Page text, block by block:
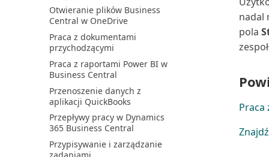
nadchodzących funkcji
Wdrażanie użytkowników za
pomocą list kontrolnych
Wprowadzenie do Business
Central i Power BI
Wprowadzenie do Microsoft
Fabric i Business Cen...
Wyświetlanie blokad bazy
danych
Wyświetlanie informacji o
tabeli
Konfigurowanie zaliczek
Konfigurowanie zaokrąglania
faktury
Konfigurowanie łącznika
dokumentów elektroniczn...
wielu firm
Konsolidowanie sald dla
firmy będącej jednocześ...
Korygowanie przedpłat
Natychmiastowe rozliczanie
Otwieranie plików Business
Central w OneDrive
Praca z dokumentami
przychodzącymi
Praca z raportami Power BI w
Business Central
Przenoszenie danych z
aplikacji QuickBooks
Przepływy pracy w Dynamics
365 Business Central
Przypisywanie i zarządzanie
nadal
pola
Praca